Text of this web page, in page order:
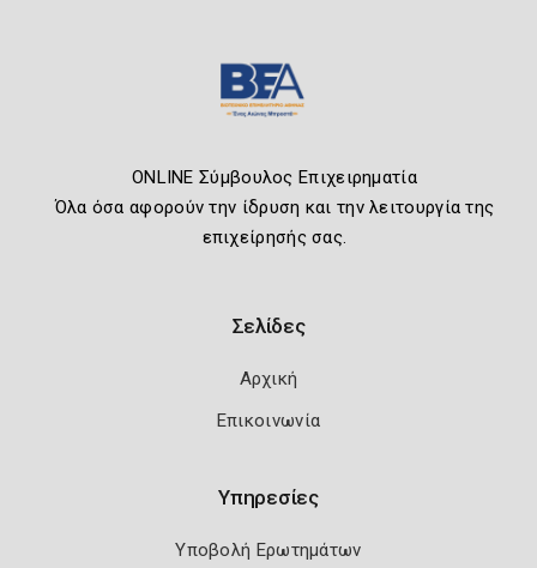
ONLINE Σύμβουλος Επιχειρηματία
Όλα όσα αφορούν την ίδρυση και την λειτουργία της
επιχείρησής σας.
Σελίδες
Αρχική
Επικοινωνία
Υπηρεσίες
Υποβολή Ερωτημάτων